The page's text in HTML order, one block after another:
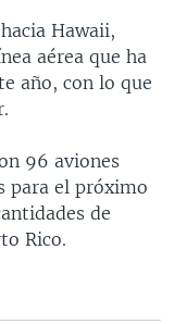
Hawaii,
aérea que ha
año, con lo que
96 aviones
para el próximo
de
Rico.